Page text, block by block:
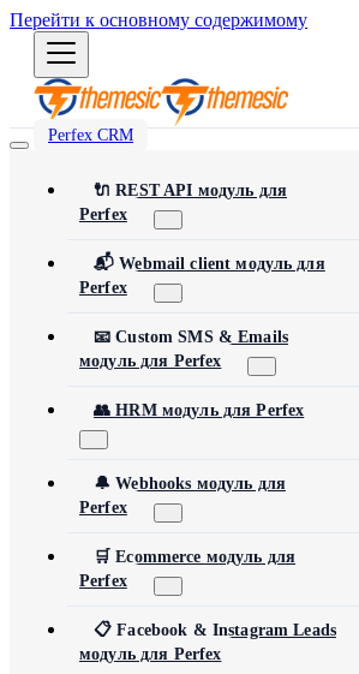
Перейти к основному содержимому
Perfex CRM
⭐ Popular
🔗 Integrations
Third-party services & APIs
⚙️ Automation & Tools
🎨Themes & Security
UI customization & protection
📂 View All 40+ Modules →
Rise CRM
🔌 REST API модуль для
Perfex
📬 Webmail client модуль для
Perfex
📧 Custom SMS & Emails
модуль для Perfex
👥 HRM модуль для Perfex
🔔 Webhooks модуль для
Perfex
🛒 Ecommerce модуль для
Perfex
📋 Facebook & Instagram Leads
модуль для Perfex